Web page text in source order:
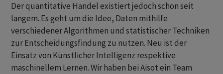
Der quantitative Handel existiert jedoch schon seit
langem. Es geht um die Idee, Daten mithilfe
verschiedener Algorithmen und statistischer Techniken
zur Entscheidungsfindung zu nutzen. Neu ist der
Einsatz von Künstlicher Intelligenz respektive
maschinellem Lernen. Wir haben bei Aisot ein Team